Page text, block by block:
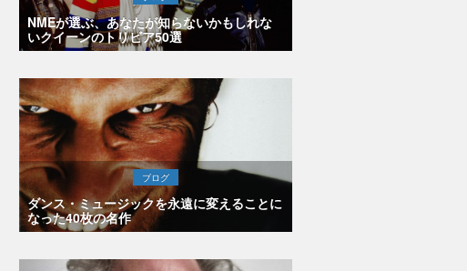
NMEが選ぶ、あなたが知らないかもしれな
いクイーンのトリビア50選
ブログ
ダンス・ミュージックを永遠に変えることに
なった40枚の名作